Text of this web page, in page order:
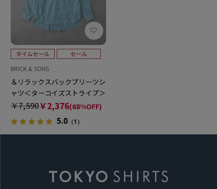
BRICK & SONS
＆リラックスバックプリーツシ
ャツ＜ターコイズストライプ＞
￥7,590￥2,376(68%OFF)
5.0（1）